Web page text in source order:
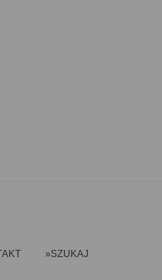
»SZUKAJ